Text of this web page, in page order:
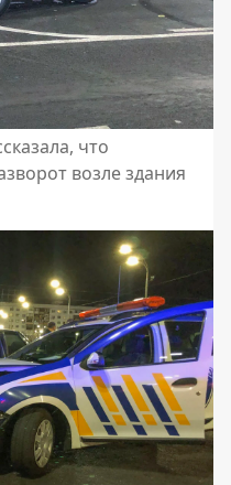
что
возле здания